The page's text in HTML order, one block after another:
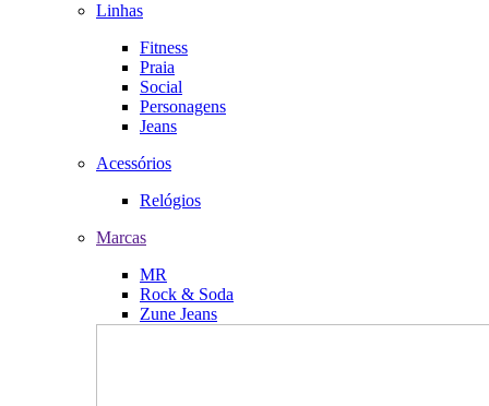
Linhas
Fitness
Praia
Social
Personagens
Jeans
Acessórios
Relógios
Marcas
MR
Rock & Soda
Zune Jeans